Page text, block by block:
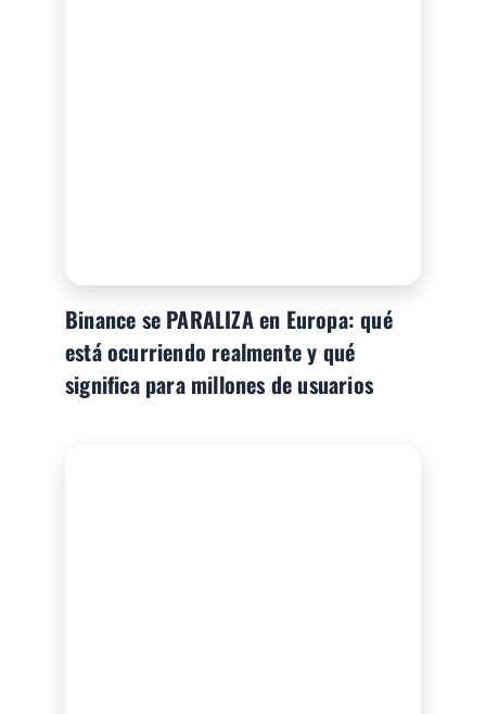
Binance se PARALIZA en Europa: qué
está ocurriendo realmente y qué
significa para millones de usuarios